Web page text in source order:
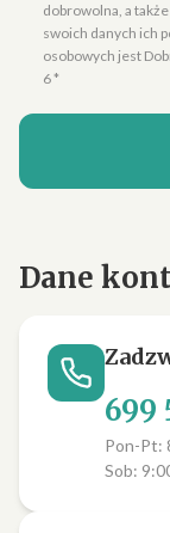
dobrowolna, a
swoich danych ich
osobowych jest
6 *
Dane
699
Pon-Pt:
Sob: